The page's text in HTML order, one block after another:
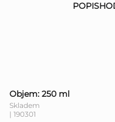
POPIS
Objem: 250 ml
Skladem
| 190301